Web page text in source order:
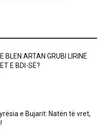
BLEN ARTAN GRUBI LIRINË
E BDI-SË?
e Bujarit: Natën të vret,